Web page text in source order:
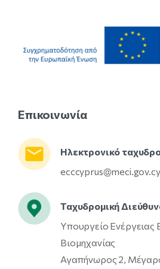
Επικοινωνία
Ηλεκτρονικό
ecccyprus@meci.gov.cy
Ταχυδρομική
Υπουργείο Ενέργειας
Βιομηχανίας
Αγαπήνωρος 2, Μέγαρο